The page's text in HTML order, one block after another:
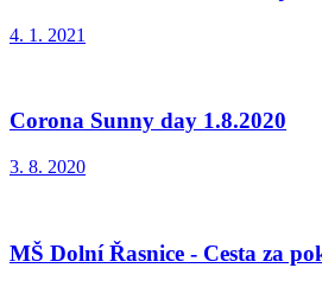
4. 1. 2021
Corona Sunny day 1.8.2020
3. 8. 2020
MŠ Dolní Řasnice - Cesta za